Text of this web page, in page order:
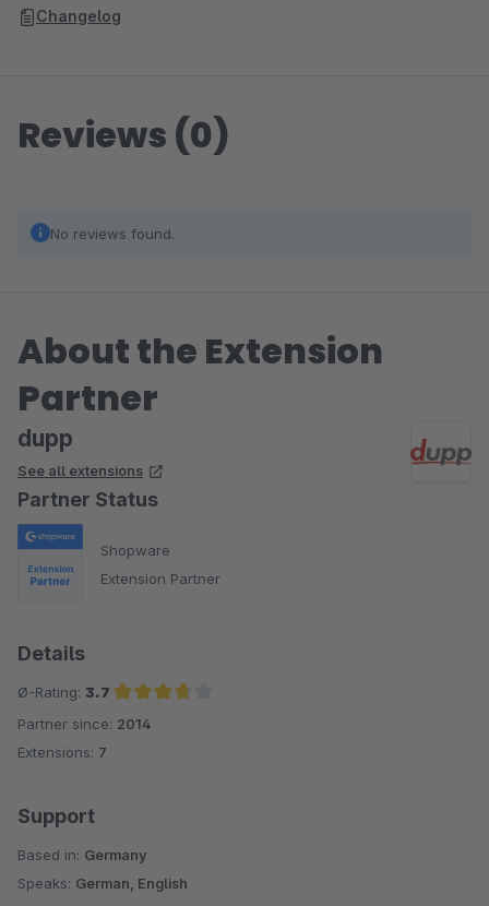
Changelog
Reviews (0)
No reviews found.
About the Extension
Partner
dupp
See all extensions
Partner Status
Shopware
Extension Partner
Details
Ø-Rating: 3.7
Average rating of 3.7 out of 5 stars
Partner since: 2014
Extensions: 7
Support
Based in: Germany
Speaks: German, English